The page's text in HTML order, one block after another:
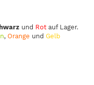
und Rot auf Lager.
, Orange und Gelb